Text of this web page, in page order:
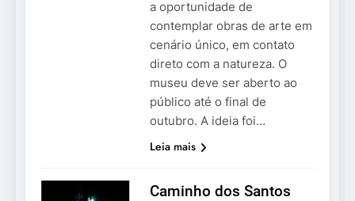
a oportunidade de
contemplar obras de arte em
cenário único, em contato
direto com a natureza. O
museu deve ser aberto ao
público até o final de
outubro. A ideia foi…
Leia mais
Caminho dos Santos